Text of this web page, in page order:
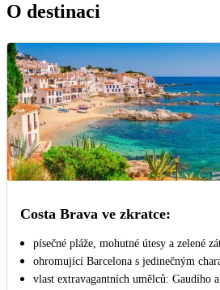
O destinaci
Costa Brava ve zkratce:
písečné pláže, mohutné útesy a zelené
ohromující Barcelona s jedinečným
vlast extravagantních umělců: Gaudího